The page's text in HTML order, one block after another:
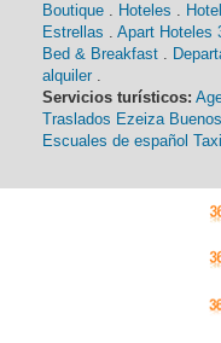
Boutique . Hoteles .
Estrellas . Apart Hoteles
Bed & Breakfast .
alquiler .
Servicios turísticos:
Traslados Ezeiza
Escuales de español